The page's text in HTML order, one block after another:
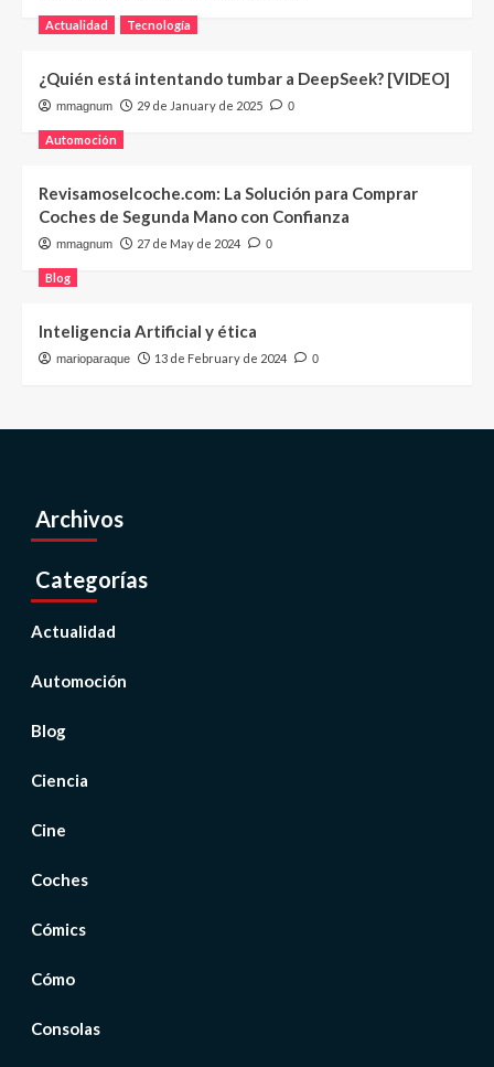
Actualidad Tecnología
¿Quién está intentando tumbar a DeepSeek? [VIDEO]
mmagnum 29 de January de 2025 0
Automoción
Revisamoselcoche.com: La Solución para Comprar
Coches de Segunda Mano con Confianza
mmagnum 27 de May de 2024 0
Blog
Inteligencia Artificial y ética
marioparaque 13 de February de 2024 0
Archivos
Categorías
Actualidad
Automoción
Blog
Ciencia
Cine
Coches
Cómics
Cómo
Consolas